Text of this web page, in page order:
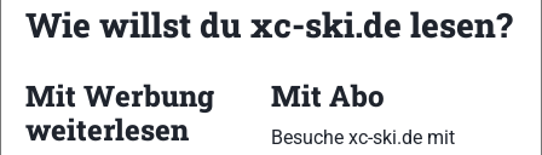
41 42
Wie willst du xc-ski.de lesen?
Mit Werbung
weiterlesen
Mit Abo
Besuche xc-ski.de mit